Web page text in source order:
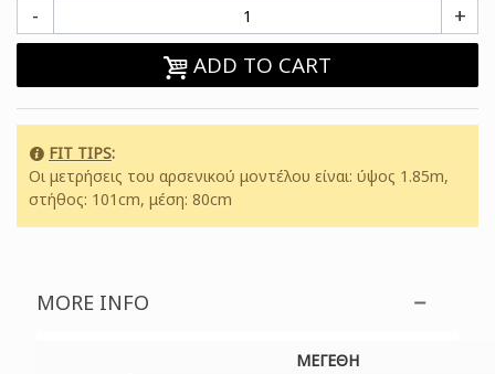
- +
ADD TO CART
FIT TIPS:
Οι μετρήσεις του αρσενικού μοντέλου είναι: ύψος 1.85m,
στήθος: 101cm, μέση: 80cm
MORE INFO
ΜΕΓΕΘΗ